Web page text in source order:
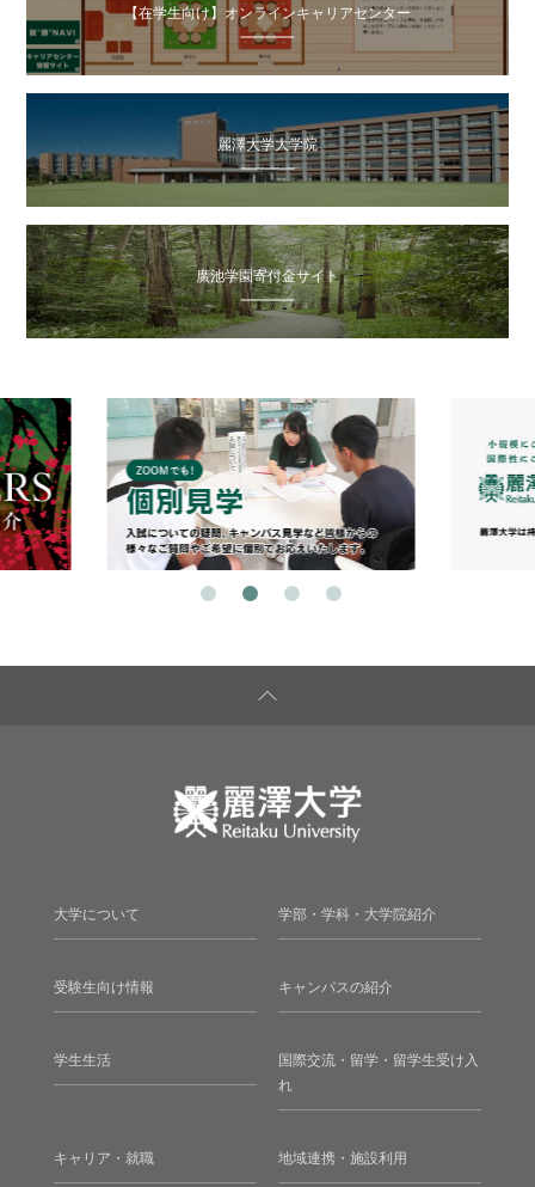
【在学生向け】オンラインキャリアセンター
麗澤大学大学院
廣池学園寄付金サイト
大学について 学部・学科・大学院紹介
受験生向け情報 キャンパスの紹介
学生生活
国際交流・留学・留学生受け入
れ
キャリア・就職 地域連携・施設利用